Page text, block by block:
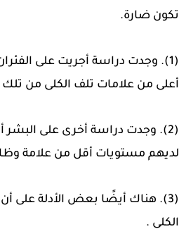
تكون ضارة.
(1). وجدت دراسة أجريت على
أعلى من علامات تلف الكلى من تلك
(2). وجدت دراسة أخرى على
لديهم مستويات أقل من علامة
(3). هناك أيضًا بعض الأدلة على
الكلى .